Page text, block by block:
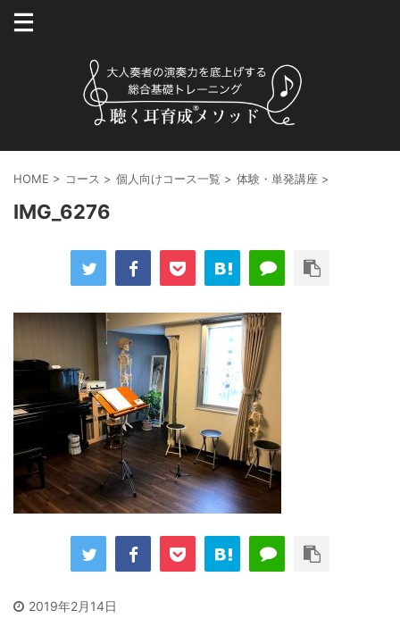
HOME > コース > 個人向けコース一覧 > 体験・単発講座 >
IMG_6276
2019年2月14日